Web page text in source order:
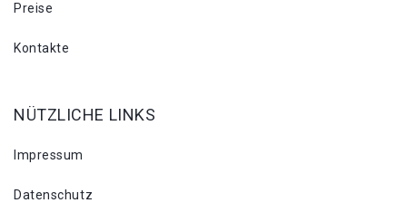
Preise
Kontakte
NÜTZLICHE LINKS
Impressum
Datenschutz